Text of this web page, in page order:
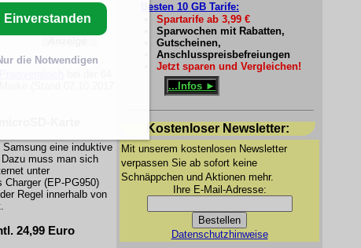
(Stand 07.10.2017
eine induktive
muss man sich
unter
Charger (EP-PG950)
Regel innerhalb von
24,99 Euro
Besten 10 GB Tarife:
Spartarife ab 3,99 €
Sparwochen mit Rabatten,
Gutscheinen,
Anschlusspreisbefreiungen
Jetzt sparen und Vergleichen!
...Infos ►
Kostenloser Newsletter:
Mit unserem kostenlosen Newsletter
verpassen Sie ab sofort keine
Schnäppchen und Aktionen mehr.
Ihre E-Mail-Adresse:
Datenschutzhinweise
Einverstanden
die Notwendigen